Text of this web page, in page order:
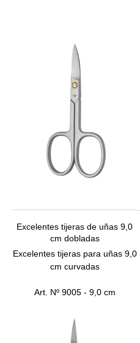
Excelentes tijeras de uñas 9,0
cm dobladas
Excelentes tijeras para uñas 9,0
cm curvadas
Art. Nº 9005 - 9,0 cm